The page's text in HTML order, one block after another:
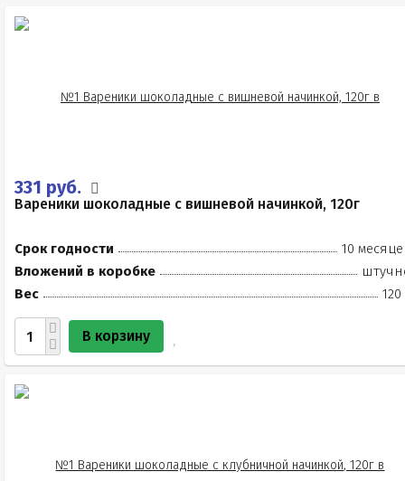
331 руб.
Вареники шоколадные с вишневой начинкой, 120г
Срок годности
10
Вложений в коробке
Вес
120
В корзину